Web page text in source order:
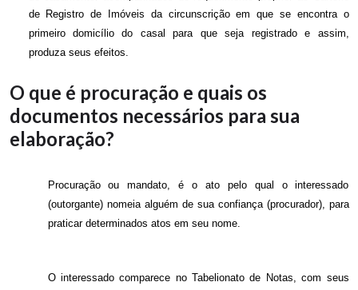
de Registro de Imóveis da circunscrição em que se encontra o
primeiro domicílio do casal para que seja registrado e assim,
produza seus efeitos.
O que é procuração e quais os
documentos necessários para sua
elaboração?
Procuração ou mandato, é o ato pelo qual o interessado
(outorgante) nomeia alguém de sua confiança (procurador), para
praticar determinados atos em seu nome.
O interessado comparece no Tabelionato de Notas, com seus